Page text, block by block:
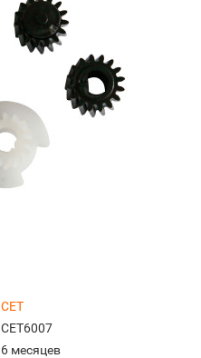
CET
CET6007
6 месяцев